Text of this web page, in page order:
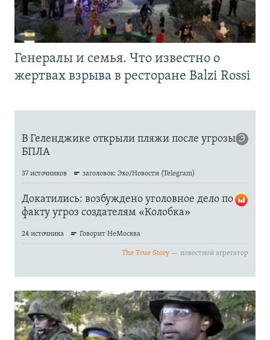
Генералы и семья. Что известно о
жертвах взрыва в ресторане Balzi Rossi